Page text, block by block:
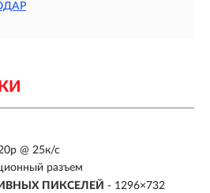
@ 25к/с
разъем
ПИКСЕЛЕЙ - 1296×732